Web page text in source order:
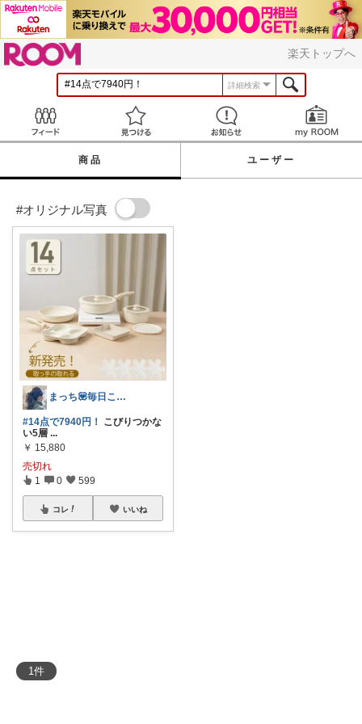
楽天トップへ
詳細検索
見つける お知らせ
商品 ユーザー
#オリジナル写真
1件
まっち💟毎日こつこつ。
#14点で7940円！
こびりつかな
い5層 ...
￥ 15,880
売切れ
1 0 599
コレ いいね